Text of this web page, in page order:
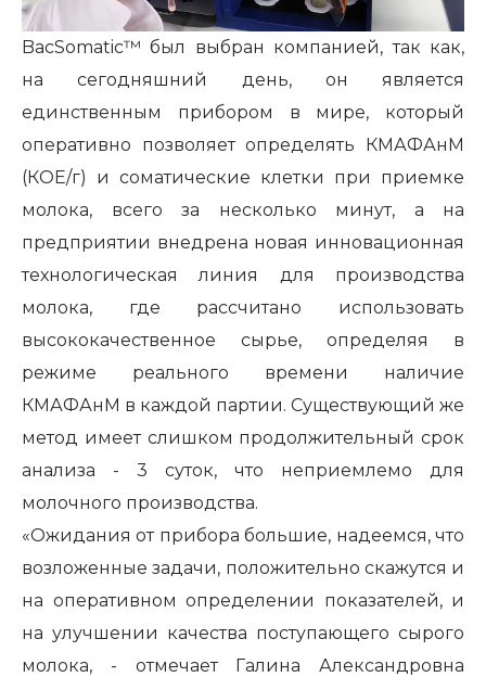
BacSomatic™ был выбран компанией, так как,
на сегодняшний день, он является
единственным прибором в мире, который
оперативно позволяет определять КМАФАнМ
(КОЕ/г) и соматические клетки при приемке
молока, всего за несколько минут, а на
предприятии внедрена новая инновационная
технологическая линия для производства
молока, где рассчитано использовать
высококачественное сырье, определяя в
режиме реального времени наличие
КМАФАнМ в каждой партии. Существующий же
метод имеет слишком продолжительный срок
анализа - 3 суток, что неприемлемо для
молочного производства.
«Ожидания от прибора большие, надеемся, что
возложенные задачи, положительно скажутся и
на оперативном определении показателей, и
на улучшении качества поступающего сырого
молока, - отмечает Галина Александровна